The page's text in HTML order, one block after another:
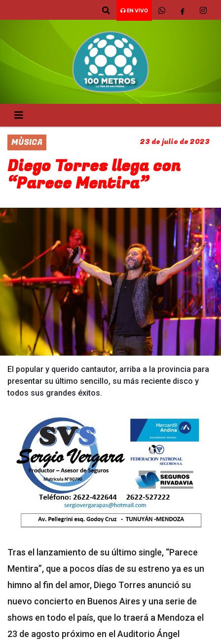
EN VIVO
MÙSICA 23 de julio de 2023
Diego Torres llega con
“Parece Mentira”
El popular y querido cantautor, arriba a la provincia para
presentar su último sencillo, su más reciente disco y
todos sus grandes éxitos.
Tras el lanzamiento de su último single, “Parece
Mentira”, que a pocos días de su estreno ya es un
himno al fin del amor, Diego Torres anunció su
nuevo concierto en Buenos Aires y una serie de
shows en todo el país, que lo traerá a Mendoza el
23 de agosto próximo en el Auditorio Ángel